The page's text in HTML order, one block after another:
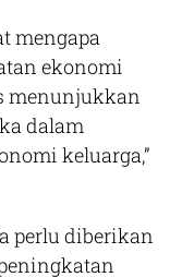
mengapa
ekonomi
menunjukkan
dalam
keluarga,”
perlu diberikan